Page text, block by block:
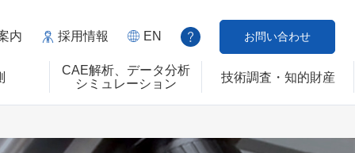
CAE解析、データ分析
シミュレーション
技術調査・知的財産
内 採用情報 EN お問い合わせ